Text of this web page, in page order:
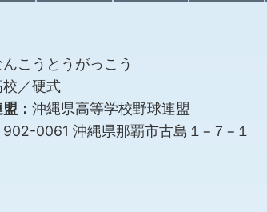
こうとうがっこう
校／硬式
： 沖縄県高等学校野球連盟
902-0061 沖縄県那覇市古島１−７−１